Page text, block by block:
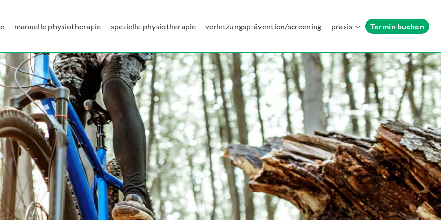
manuelle physiotherapie spezielle physiotherapie verletzungsprävention/screening praxis Termin buchen